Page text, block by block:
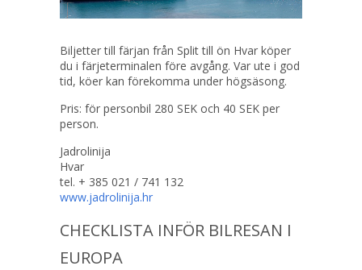
Biljetter till färjan från Split till ön Hvar köper
du i färjeterminalen före avgång. Var ute i god
tid, köer kan förekomma under högsäsong.
Pris: för personbil 280 SEK och 40 SEK per
person.
Jadrolinija
Hvar
tel. + 385 021 / 741 132
www.jadrolinija.hr
CHECKLISTA INFÖR BILRESAN I
EUROPA